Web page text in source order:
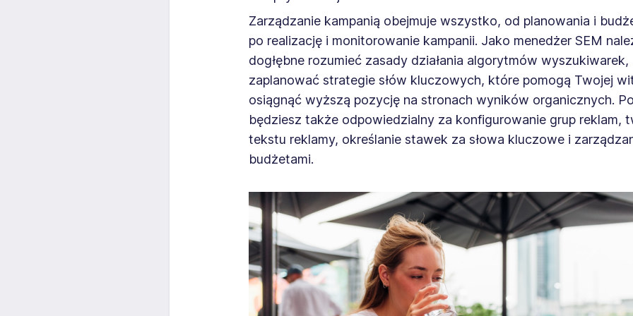
Zarządzanie kampanią obejmuje wszystko, od planowania i
po realizację i monitorowanie kampanii. Jako menedżer SEM
dogłębne rozumieć zasady działania algorytmów wyszukiwarek,
zaplanować strategie słów kluczowych, które pomogą Twojej
osiągnąć wyższą pozycję na stronach wyników organicznych.
będziesz także odpowiedzialny za konfigurowanie grup reklam,
tekstu reklamy, określanie stawek za słowa kluczowe i
budżetami.